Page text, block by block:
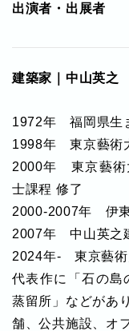
出演者・出展者
建築家｜中山英之
1972年 福岡県生
1998年 東京藝術
2000年 東京藝術
士課程 修了
2000-2007年 伊
2007年 中山英之
2024年- 東京藝術
代表作に「石の島
蒸留所」などがあ
舗、公共施設、オ